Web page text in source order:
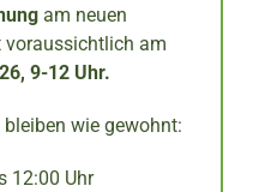
am neuen
voraussichtlich am
9-12 Uhr.
wie gewohnt:
12:00 Uhr